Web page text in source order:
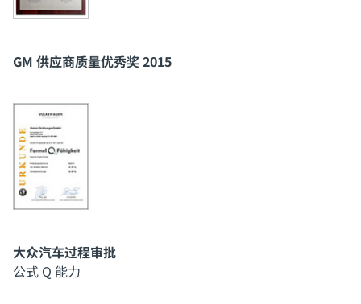
GM 供应商质量优秀奖 2015
大众汽车过程审批
公式 Q 能力